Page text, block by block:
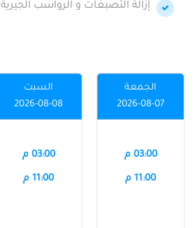
إزالة التصبغات و الرواسب الجيرية
الجمعة
2026-08-07
03:00 م
11:00 م
السبت
2026-08-08
03:00 م
11:00 م